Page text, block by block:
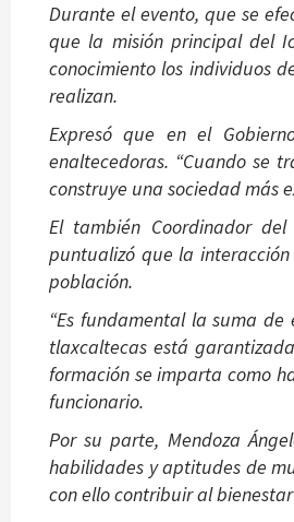
Durante el evento, que se
que la misión principal del
conocimiento los individuos
realizan.
Expresó que en el
enaltecedoras. “Cuando se
construye una sociedad más
El también Coordinador
puntualizó que la
población.
“Es fundamental la suma
tlaxcaltecas está
formación se imparta como
funcionario.
Por su parte, Mendoza
habilidades y aptitudes de
con ello contribuir al